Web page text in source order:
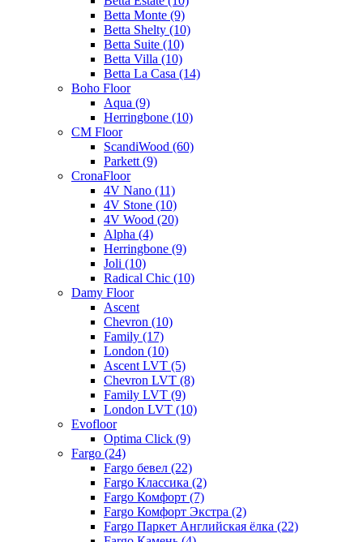
Betta Monte (9)
Betta Shelty (10)
Betta Suite (10)
Betta Villa (10)
Betta La Casa (14)
Boho Floor
Aqua (9)
Herringbone (10)
CM Floor
ScandiWood (60)
Parkett (9)
CronaFloor
4V Nano (11)
4V Stone (10)
4V Wood (20)
Alpha (4)
Herringbone (9)
Joli (10)
Radical Chic (10)
Damy Floor
Ascent
Chevron (10)
Family (17)
London (10)
Ascent LVT (5)
Chevron LVT (8)
Family LVT (9)
London LVT (10)
Evofloor
Optima Click (9)
Fargo (24)
Fargo бевел (22)
Fargo Классика (2)
Fargo Комфорт (7)
Fargo Комфорт Экстра (2)
Fargo Паркет Английская ёлка (22)